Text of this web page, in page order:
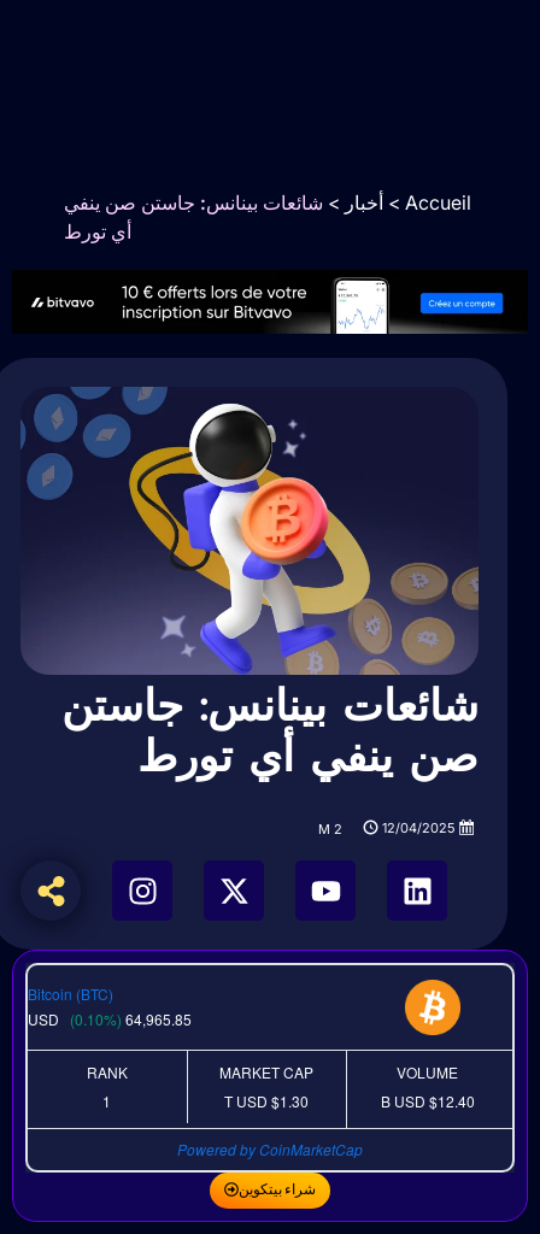
Accueil
> أخبار> شائعات بينانس: جاستن صن ينفي
أي تورط
شائعات بينانس: جاستن
صن ينفي أي تورط
12/04/2025
M
Bitcoin (BTC)
64,965.85
USD (0.10%)
RANK
MARKET CAP
$1.30 T
USD
VOLUME
$12.40 B
USD
Powered by CoinMarketCap
شراء بيتكوين